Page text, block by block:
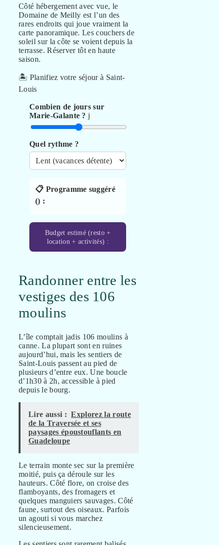
Côté hébergement avec vue, le
Domaine de Meilly est l’un des
rares endroits qui joue vraiment la
carte panoramique. Les couchers de
soleil sur la côte se voient depuis la
terrasse. Réserver tôt en haute
saison.
🏝️ Planifiez votre séjour à Saint-
Louis
Combien de jours sur
Marie-Galante ? j
Quel rythme ?
📋 Programme suggéré
() :
Budget estimé (resto +
location + activités) :
Randonner entre les
vestiges des 106
moulins
L’île comptait jadis 106 moulins à
canne. La plupart sont en ruines
aujourd’hui, mais les sentiers de
Saint-Louis passent au pied de
plusieurs d’entre eux. Une boucle
d’1h30 à 2h, accessible à pied
depuis le bourg.
Lire aussi : Explorez la route
de la Traversée et ses
paysages époustouflants en
Guadeloupe
Le terrain monte sec sur la première
moitié, puis ça déroule sur les
hauteurs. Côté flore, on croise des
flamboyants, des fromagers et
quelques manguiers sauvages. Côté
faune, surtout des oiseaux. Parfois
un agouti si vous marchez
silencieusement.